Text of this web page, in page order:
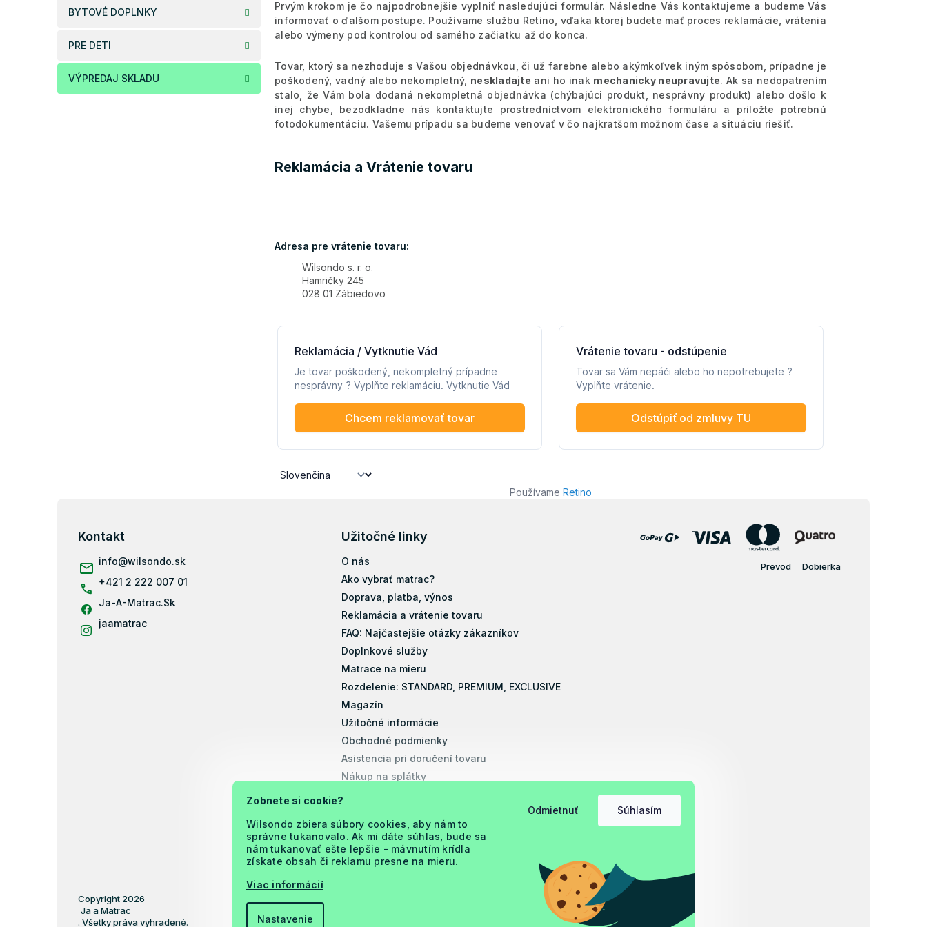
Zobnete si cookie?
Wilsondo zbiera súbory cookies, aby nám to
správne tukanovalo. Ak mi dáte súhlas, bude sa
nám tukanovať ešte lepšie - mávnutím krídla
získate obsah či reklamu presne na mieru.
Viac informácií
Nastavenie
Odmietnuť Súhlasím
BYTOVÉ DOPLNKY
PRE DETI
VÝPREDAJ SKLADU
Prvým krokom je čo najpodrobnejšie vyplniť nasledujúci formulár. Následne Vás kontaktujeme a budeme Vás
informovať o ďalšom postupe. Používame službu Retino, vďaka ktorej budete mať proces reklamácie, vrátenia
alebo výmeny pod kontrolou od samého začiatku až do konca.
Tovar, ktorý sa nezhoduje s Vašou objednávkou, či už farebne alebo akýmkoľvek iným spôsobom, prípadne je
poškodený, vadný alebo nekompletný, neskladajte ani ho inak mechanicky neupravujte. Ak sa nedopatrením
stalo, že Vám bola dodaná nekompletná objednávka (chýbajúci produkt, nesprávny produkt) alebo došlo k
inej chybe, bezodkladne nás kontaktujte prostredníctvom elektronického formuláru a priložte potrebnú
fotodokumentáciu. Vašemu prípadu sa budeme venovať v čo najkratšom možnom čase a situáciu riešiť.
Reklamácia a Vrátenie tovaru
Adresa pre vrátenie tovaru:
Wilsondo s. r. o.
Hamričky 245
028 01 Zábiedovo
Používame Retino
Kontakt
info@wilsondo.sk
+421 2 222 007 01
Ja-A-Matrac.Sk
jaamatrac
Užitočné linky
O nás
Ako vybrať matrac?
Doprava, platba, výnos
Reklamácia a vrátenie tovaru
FAQ: Najčastejšie otázky zákazníkov
Doplnkové služby
Matrace na mieru
Rozdelenie: STANDARD, PREMIUM, EXCLUSIVE
Magazín
Užitočné informácie
Obchodné podmienky
Asistencia pri doručení tovaru
Nákup na splátky
Montážne návody
Podmienky ochrany osobných údajov
Prevod Dobierka
Copyright 2026
Ja a Matrac
. Všetky práva vyhradené.